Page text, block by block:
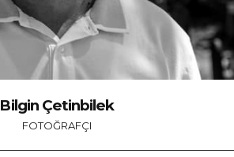
Bilgin Çetinbilek
FOTOĞRAFÇI